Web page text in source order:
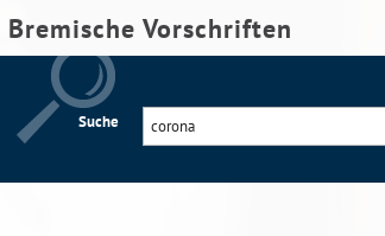
Bremische Vorschriften
Suche